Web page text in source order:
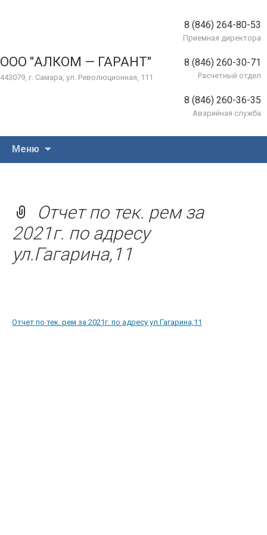
ООО "АЛКОМ — ГАРАНТ"
443079, г. Самара, ул. Революционная, 111
8 (846) 264-80-53
Приемная директора
8 (846) 260-30-71
Расчетный отдел
8 (846) 260-36-35
Аварийная служба
Меню
Отчет по тек. рем за
2021г. по адресу
ул.Гагарина,11
Отчет по тек. рем за 2021г. по адресу ул.Гагарина,11